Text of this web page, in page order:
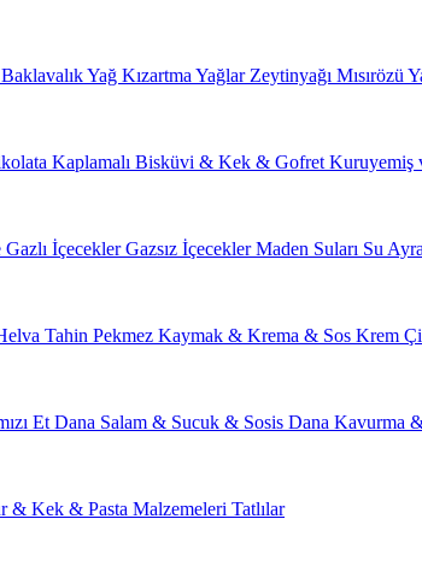
Baklavalık Yağ Kızartma Yağlar Zeytinyağı Mısırözü
Kaplamalı Bisküvi & Kek & Gofret Kuruyemiş
Gazlı İçeceklerGazsız İçeceklerMaden Suları Su
Tahin Pekmez Kaymak & Krema & Sos Krem
Et Dana Salam & Sucuk & Sosis Dana Kavurma &
& Kek & Pasta Malzemeleri Tatlılar